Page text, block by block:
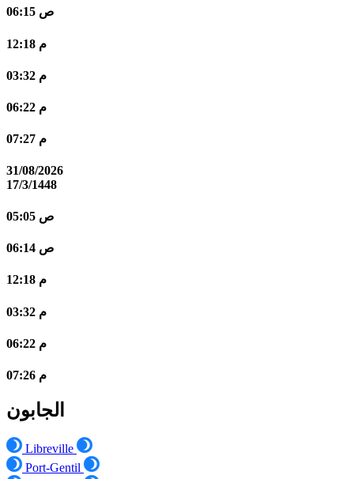
06:15 ص
12:18 م
03:32 م
06:22 م
07:27 م
31/08/2026
17/3/1448
05:05 ص
06:14 ص
12:18 م
03:32 م
06:22 م
07:26 م
الجابون
Libreville
Port-Gentil